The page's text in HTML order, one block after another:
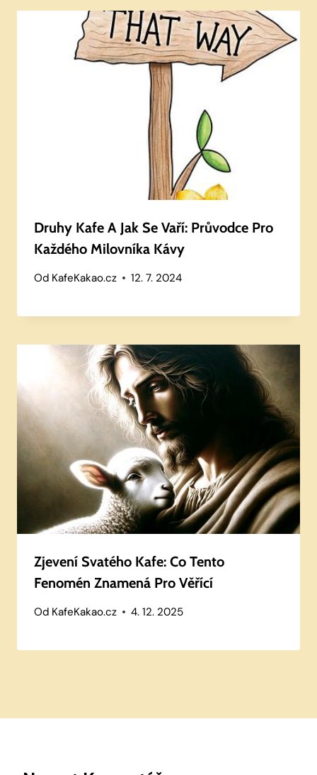
Druhy Kafe A Jak Se Vaří: Průvodce Pro
Každého Milovníka Kávy
Od KafeKakao.cz 12. 7. 2024
Zjevení Svatého Kafe: Co Tento
Fenomén Znamená Pro Věřící
Od KafeKakao.cz 4. 12. 2025